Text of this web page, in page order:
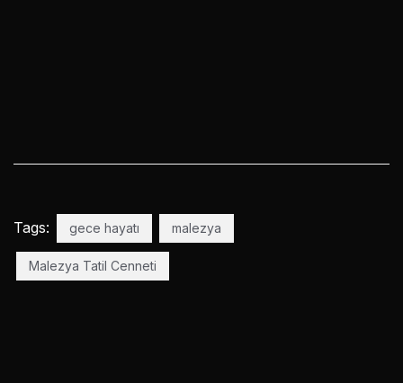
Tags: gece hayatı malezya
Malezya Tatil Cenneti